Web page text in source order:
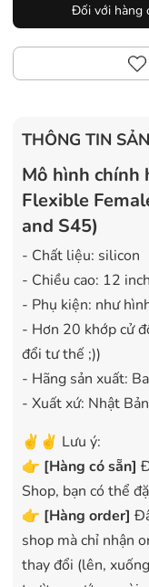
Đối với hàng
THÔNG TIN
Mô hình chính
Flexible
and S45)
- Chất liệu: silicon
- Chiều cao: 12
- Phụ kiện: như
- Hơn 20 khớp cử
đổi tư thế ;))
- Hãng sản xuất:
- Xuất xứ: Nhật Bản
✌️✌️ Lưu ý:
👉 [Hàng có sẵn]
Shop, bạn có thể
👉 [Hàng order]
shop mà chỉ nhận
thay đổi (lên,